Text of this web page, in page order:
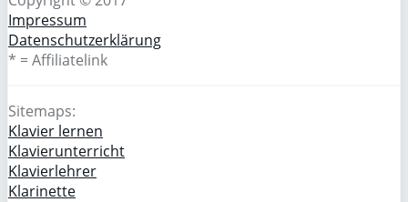
Impressum
Datenschutzerklärung
* = Affiliatelink
Sitemaps:
Klavier lernen
Klavierunterricht
Klavierlehrer
Klarinette